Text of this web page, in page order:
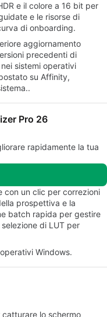
e il colore a 16 bit per
e le risorse di
di onboarding.
aggiornamento
precedenti di
sistemi operativi
su Affinity,
Pro 26
rapidamente la tua
con un clic per correzioni
prospettiva e la
batch rapida per gestire
di LUT per
Windows.
lo schermo